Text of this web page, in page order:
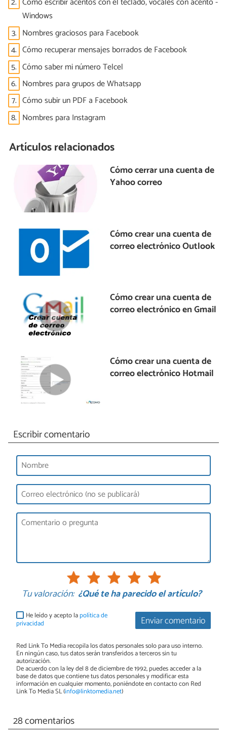
Windows
3. Nombres graciosos para Facebook
4. Cómo recuperar mensajes borrados de Facebook
5. Cómo saber mi número Telcel
6. Nombres para grupos de Whatsapp
7. Cómo subir un PDF a Facebook
8. Nombres para Instagram
Artículos relacionados
Cómo cerrar una cuenta de
Yahoo correo
Cómo crear una cuenta de
correo electrónico Outlook
Cómo crear una cuenta de
correo electrónico en Gmail
Cómo crear una cuenta de
correo electrónico Hotmail
Escribir comentario
Tu valoración: ¿Qué te ha parecido el artículo?
Enviar comentario
He leído y acepto lapolítica de
privacidad
Red Link To Media recopila los datos personales solo para uso interno.
En ningún caso, tus datos serán transferidos a terceros sin tu
autorización.
De acuerdo con la ley del 8 de diciembre de 1992, puedes acceder a la
base de datos que contiene tus datos personales y modificar esta
información en cualquier momento, poniéndote en contacto con Red
Link To Media SL (info@linktomedia.net)
28 comentarios